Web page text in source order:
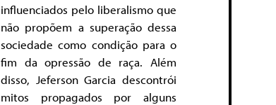
influenciados pelo liberalismo que
não propõem a superação dessa
sociedade como condição para o
fim da opressão de raça. Além
disso, Jeferson Garcia descontrói
mitos propagados por alguns